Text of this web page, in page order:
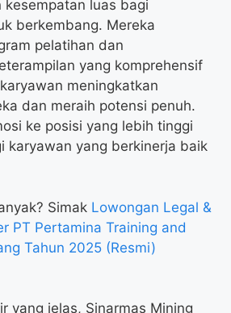
kesempatan luas bagi
berkembang. Mereka
pelatihan dan
yang komprehensif
meningkatkan
dan meraih potensi penuh.
ke posisi yang lebih tinggi
karyawan yang berkinerja baik
Simak Lowongan Legal &
PT Pertamina Training and
Tahun 2025 (Resmi)
yang jelas, Sinarmas Mining